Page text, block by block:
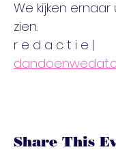
We kijken
zien.
r e d a c t i e |
Share This